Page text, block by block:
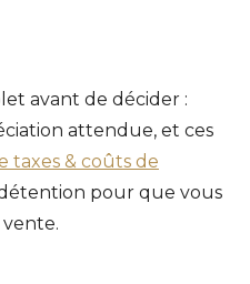
avant de décider :
attendue, et ces
taxes & coûts de
pour que vous